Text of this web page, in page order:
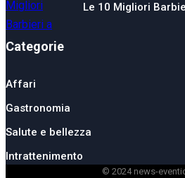
Le 10 Migliori
Categorie
Affari
Gastronomia
Salute e bellezza
Intrattenimento
© 2024 news-